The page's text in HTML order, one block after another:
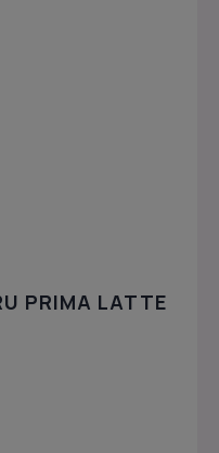
PRIMA LATTE